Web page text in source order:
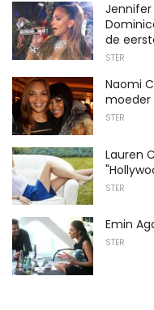
Jennifer
de
STER
Naomi
moeder
STER
Lauren
STER
Emin
STER